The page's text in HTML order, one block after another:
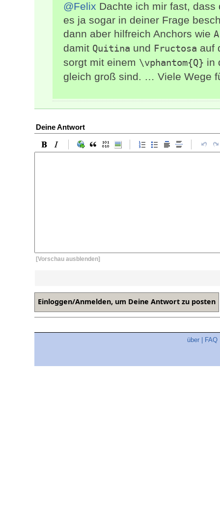
@Felix Dachte ich mir fast,
es ja sogar in deiner Frage
dann aber hilfreich Anchors wie
damit Quitina und Fructosa auf
sorgt mit einem \vphantom{Q} in
gleich groß sind. … Viele Wege
Deine Antwort
[Vorschau ausblenden]
über FAQ